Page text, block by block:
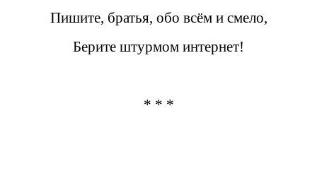
Пишите, братья, обо всём и смело,
Берите штурмом интернет!
* * *